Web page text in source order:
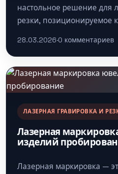
настольное решение для
резки, позиционируемое
28.03.2026·0 комментариев
ЛАЗЕРНАЯ ГРАВИРОВКА И
Лазерная
изделий
Лазерная маркировка —